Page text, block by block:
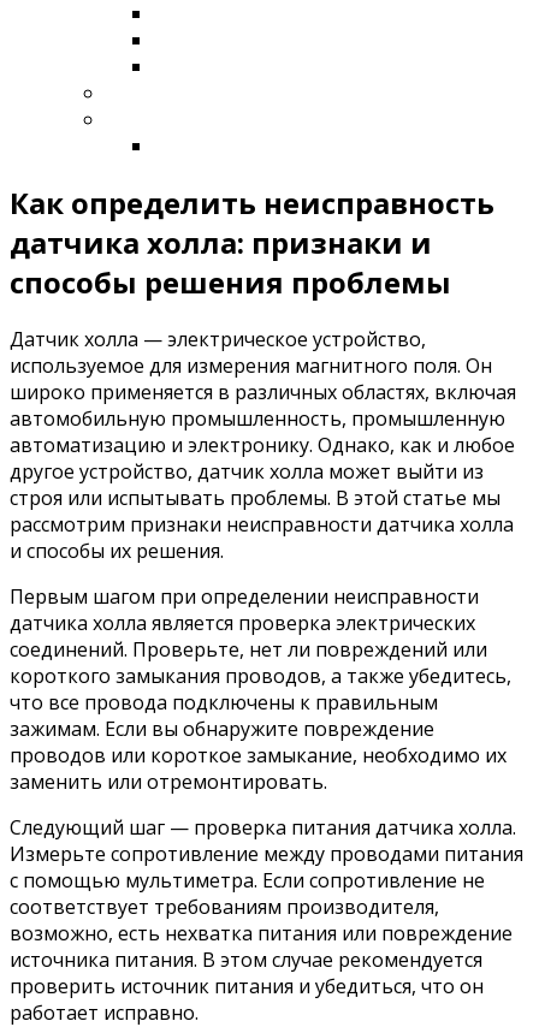
Как определить неисправность
датчика холла: признаки и
способы решения проблемы
Датчик холла — электрическое устройство,
используемое для измерения магнитного поля. Он
широко применяется в различных областях, включая
автомобильную промышленность, промышленную
автоматизацию и электронику. Однако, как и любое
другое устройство, датчик холла может выйти из
строя или испытывать проблемы. В этой статье мы
рассмотрим признаки неисправности датчика холла
и способы их решения.
Первым шагом при определении неисправности
датчика холла является проверка электрических
соединений. Проверьте, нет ли повреждений или
короткого замыкания проводов, а также убедитесь,
что все провода подключены к правильным
зажимам. Если вы обнаружите повреждение
проводов или короткое замыкание, необходимо их
заменить или отремонтировать.
Следующий шаг — проверка питания датчика холла.
Измерьте сопротивление между проводами питания
с помощью мультиметра. Если сопротивление не
соответствует требованиям производителя,
возможно, есть нехватка питания или повреждение
источника питания. В этом случае рекомендуется
проверить источник питания и убедиться, что он
работает исправно.